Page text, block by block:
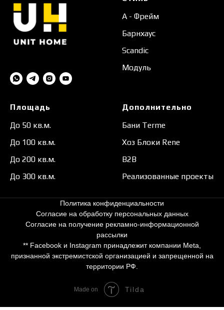
А - Фрейм
Барнхаус
Scandic
Модуль
Площадь
До 50 кв.м.
До 100 кв.м.
До 200 кв.м.
До 300 кв.м.
Дополнительно
Бани Terme
Хоз Блоки Rene
B2B
Реализованные проекты
Политика конфиденциальности
Согласие на обработку персональных данных
Согласие на получение рекламно-информационной
рассылки
** Facebook и Instagram принадлежит компании Meta,
признанной экстремистской организацией и запрещенной на
территории РФ.
Made on Tilda